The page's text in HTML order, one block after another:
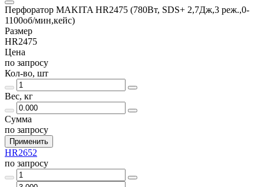
Перфоратор MAKITA HR2475 (780Вт, SDS+ 2,7Дж,3 реж.,0-
1100об/мин,кейс)
Размер
HR2475
Цена
по запросу
Кол-во, шт
Вес, кг
Сумма
по запросу
Применить
HR2652
по запросу